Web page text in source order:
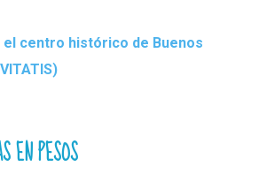
centro histórico de Buenos
EN PESOS